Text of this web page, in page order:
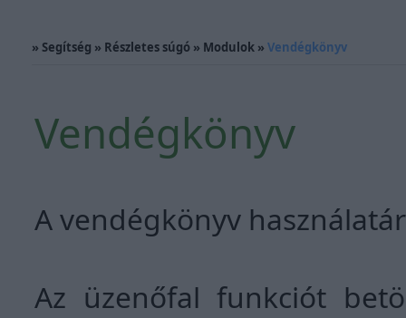
» Segítség » Részletes súgó » Modulok » Vendégkönyv
Vendégkönyv
A vendégkönyv
Az üzenőfal funkciót